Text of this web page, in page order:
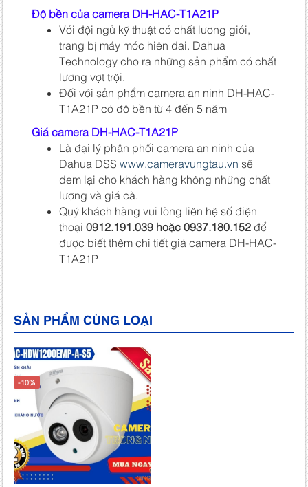
Độ bền của camera DH-HAC-T1A21P
Với đội ngủ kỹ thuật có chất lượng giỏi,
trang bị máy móc hiện đại. Dahua
Technology cho ra những sản phẩm có chất
lượng vợt trội.
Đối với sản phẩm camera an ninh DH-HAC-
T1A21P có độ bền từ 4 đến 5 năm
Giá camera DH-HAC-T1A21P
Là đại lý phân phối camera an ninh của
Dahua DSS www.cameravungtau.vn sẽ
đem lại cho khách hàng không những chất
lượng và giá cả.
Quý khách hàng vui lòng liên hệ số điện
thoại 0912.191.039 hoặc 0937.180.152 để
được biết thêm chi tiết giá camera DH-HAC-
T1A21P
SẢN PHẨM CÙNG LOẠI
-10%